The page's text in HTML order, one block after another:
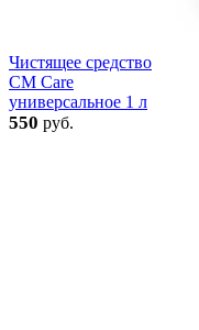
Чистящее средство
CM Care
универсальное 1 л
550 руб.